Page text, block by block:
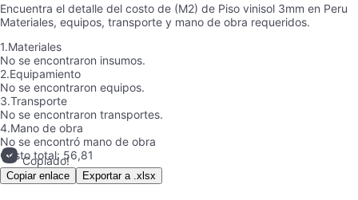
Encuentra el detalle del costo de (M2) de Piso vinisol 3mm en Peru
Materiales, equipos, transporte y mano de obra requeridos.
1.Materiales
No se encontraron insumos.
2.Equipamiento
No se encontraron equipos.
3.Transporte
No se encontraron transportes.
4.Mano de obra
No se encontró mano de obra
Costo total: 56,81
Copiado!
Copiar enlace Exportar a .xlsx